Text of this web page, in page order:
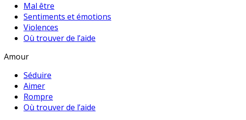
Mal être
Sentiments et émotions
Violences
Où trouver de l’aide
Amour
Séduire
Aimer
Rompre
Où trouver de l’aide